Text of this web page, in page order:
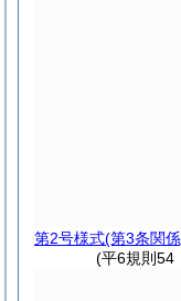
第2号様式(第3条関
(平6規則54